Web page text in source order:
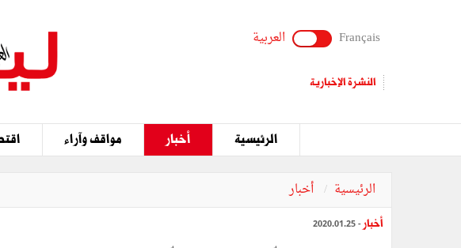
Français العربية
النشرة الإخبارية
الرئيسية أخبار مواقف وآراء
الرئيسية أخبار
أخبار - 2020.01.25